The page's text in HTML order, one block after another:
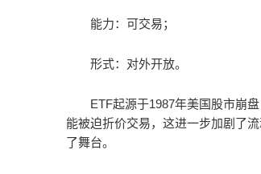
能力：可交易；
形式：对外开放。
ETF起源于1987年美国股市崩
能被迫折价交易，这进一步加剧了
了舞台。